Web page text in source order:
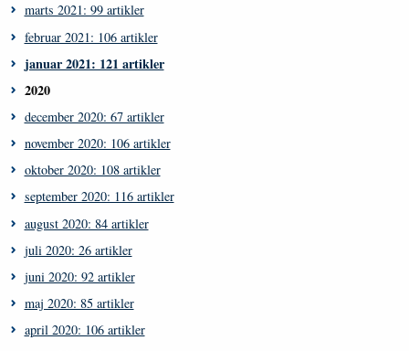
marts 2021: 99 artikler
februar 2021: 106 artikler
januar 2021: 121 artikler
2020
december 2020: 67 artikler
november 2020: 106 artikler
oktober 2020: 108 artikler
september 2020: 116 artikler
august 2020: 84 artikler
juli 2020: 26 artikler
juni 2020: 92 artikler
maj 2020: 85 artikler
april 2020: 106 artikler